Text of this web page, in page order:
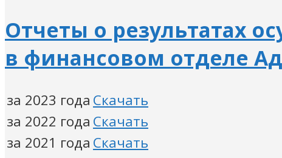
Отчеты о результатах
в финансовом отделе
за 2023 года Скачать
за 2022 года Скачать
за 2021 года Скачать